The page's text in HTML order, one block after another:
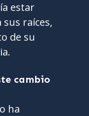
estar
raíces,
de su
cambio
ha